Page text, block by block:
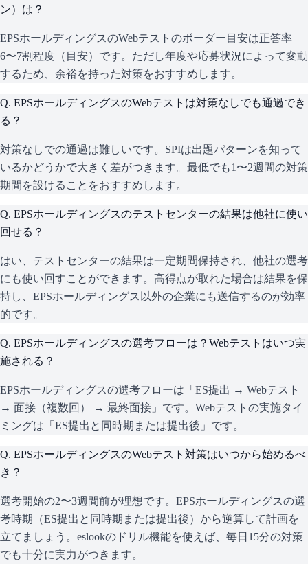
ン）は？
EPSホールディングスのWebテストのボーダー目安は正答率
6〜7割程度（目安）です。ただし年度や応募状況によって変動
するため、余裕を持った対策をおすすめします。
Q. EPSホールディングスのWebテストは対策なしでも通過でき
る？
対策なしでの通過は難しいです。SPIは出題パターンを知って
いるかどうかで大きく差がつきます。最低でも1〜2週間の対策
期間を設けることをおすすめします。
Q. EPSホールディングスのテストセンターの結果は他社に使い
回せる？
はい、テストセンターの結果は一定期間保持され、他社の選考
にも使い回すことができます。高得点が取れた場合は結果を保
持し、EPSホールディングス以外の企業にも送信するのが効率
的です。
Q. EPSホールディングスの選考フローは？Webテストはいつ実
施される？
EPSホールディングスの選考フローは「ES提出 → Webテスト
→ 面接（複数回） → 最終面接」です。Webテストの実施タイ
ミングは「ES提出と同時期または提出後」です。
Q. EPSホールディングスのWebテスト対策はいつから始めるべ
き？
選考開始の2〜3週間前が理想です。EPSホールディングスの選
考時期（ES提出と同時期または提出後）から逆算して計画を
立てましょう。eslookのドリル機能を使えば、毎日15分の対策
でも十分に実力がつきます。